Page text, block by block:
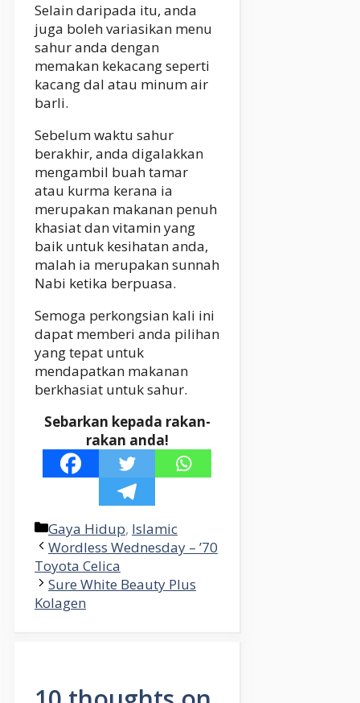
Selain daripada itu, anda
juga boleh variasikan menu
sahur anda dengan
memakan kekacang seperti
kacang dal atau minum air
barli.
Sebelum waktu sahur
berakhir, anda digalakkan
mengambil buah tamar
atau kurma kerana ia
merupakan makanan penuh
khasiat dan vitamin yang
baik untuk kesihatan anda,
malah ia merupakan sunnah
Nabi ketika berpuasa.
Semoga perkongsian kali ini
dapat memberi anda pilihan
yang tepat untuk
mendapatkan makanan
berkhasiat untuk sahur.
Sebarkan kepada rakan-
rakan anda!
Categories
Gaya Hidup, Islamic
Wordless Wednesday – ’70
Toyota Celica
Sure White Beauty Plus
Kolagen